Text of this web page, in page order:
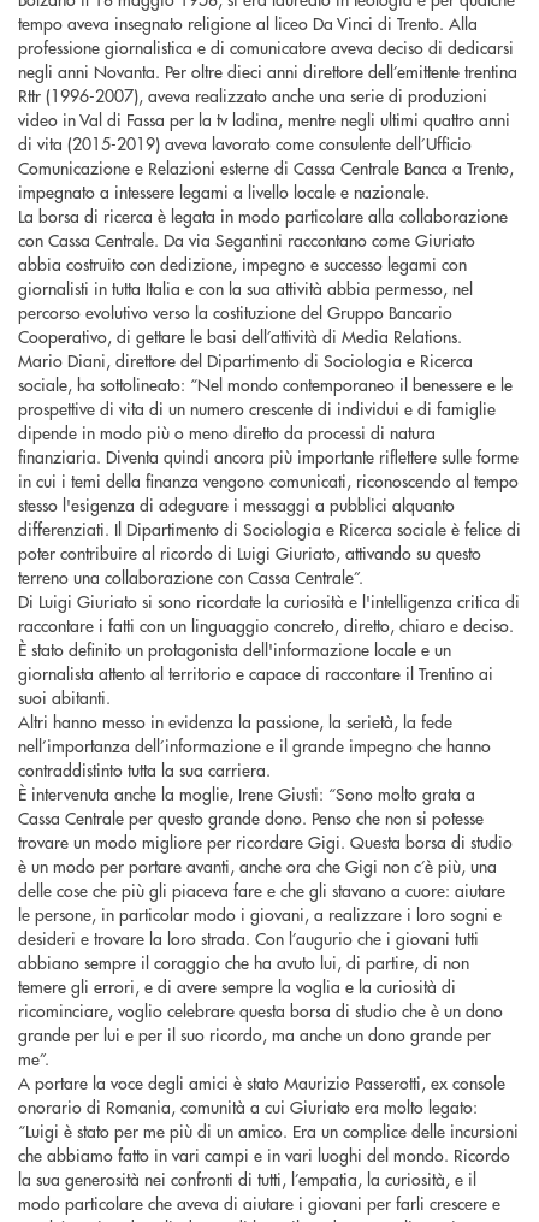
tempo aveva insegnato religione al liceo Da Vinci di Trento. Alla
professione giornalistica e di comunicatore aveva deciso di dedicarsi
negli anni Novanta. Per oltre dieci anni direttore dell’emittente trentina
Rttr (1996-2007), aveva realizzato anche una serie di produzioni
video in Val di Fassa per la tv ladina, mentre negli ultimi quattro anni
di vita (2015-2019) aveva lavorato come consulente dell’Ufficio
Comunicazione e Relazioni esterne di Cassa Centrale Banca a Trento,
impegnato a intessere legami a livello locale e nazionale.
La borsa di ricerca è legata in modo particolare alla collaborazione
con Cassa Centrale. Da via Segantini raccontano come Giuriato
abbia costruito con dedizione, impegno e successo legami con
giornalisti in tutta Italia e con la sua attività abbia permesso, nel
percorso evolutivo verso la costituzione del Gruppo Bancario
Cooperativo, di gettare le basi dell’attività di Media Relations.
Mario Diani, direttore del Dipartimento di Sociologia e Ricerca
sociale, ha sottolineato: “Nel mondo contemporaneo il benessere e le
prospettive di vita di un numero crescente di individui e di famiglie
dipende in modo più o meno diretto da processi di natura
finanziaria. Diventa quindi ancora più importante riflettere sulle forme
in cui i temi della finanza vengono comunicati, riconoscendo al tempo
stesso l'esigenza di adeguare i messaggi a pubblici alquanto
differenziati. Il Dipartimento di Sociologia e Ricerca sociale è felice di
poter contribuire al ricordo di Luigi Giuriato, attivando su questo
terreno una collaborazione con Cassa Centrale”.
Di Luigi Giuriato si sono ricordate la curiosità e l'intelligenza critica di
raccontare i fatti con un linguaggio concreto, diretto, chiaro e deciso.
È stato definito un protagonista dell'informazione locale e un
giornalista attento al territorio e capace di raccontare il Trentino ai
suoi abitanti.
Altri hanno messo in evidenza la passione, la serietà, la fede
nell’importanza dell’informazione e il grande impegno che hanno
contraddistinto tutta la sua carriera.
È intervenuta anche la moglie, Irene Giusti: “Sono molto grata a
Cassa Centrale per questo grande dono. Penso che non si potesse
trovare un modo migliore per ricordare Gigi. Questa borsa di studio
è un modo per portare avanti, anche ora che Gigi non c’è più, una
delle cose che più gli piaceva fare e che gli stavano a cuore: aiutare
le persone, in particolar modo i giovani, a realizzare i loro sogni e
desideri e trovare la loro strada. Con l’augurio che i giovani tutti
abbiano sempre il coraggio che ha avuto lui, di partire, di non
temere gli errori, e di avere sempre la voglia e la curiosità di
ricominciare, voglio celebrare questa borsa di studio che è un dono
grande per lui e per il suo ricordo, ma anche un dono grande per
me”.
A portare la voce degli amici è stato Maurizio Passerotti, ex console
onorario di Romania, comunità a cui Giuriato era molto legato:
“Luigi è stato per me più di un amico. Era un complice delle incursioni
che abbiamo fatto in vari campi e in vari luoghi del mondo. Ricordo
la sua generosità nei confronti di tutti, l’empatia, la curiosità, e il
modo particolare che aveva di aiutare i giovani per farli crescere e